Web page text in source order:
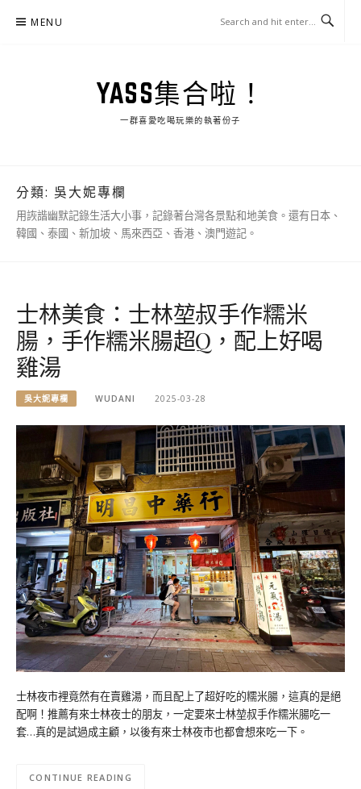
MENU
YASS集合啦！
一群喜愛吃喝玩樂的執著份子
分類: 吳大妮專欄
用詼諧幽默記錄生活大小事，記錄著台灣各景點和地美食。還有日本、
韓國、泰國、新加坡、馬來西亞、香港、澳門遊記。
士林美食：士林堃叔手作糯米
腸，手作糯米腸超Q，配上好喝
雞湯
吳大妮專欄 WUDANI 2025-03-28
士林夜市裡竟然有在賣雞湯，而且配上了超好吃的糯米腸，這真的是絕
配啊！推薦有來士林夜士的朋友，一定要來士林堃叔手作糯米腸吃一
套…真的是試過成主顧，以後有來士林夜市也都會想來吃一下。
CONTINUE READING